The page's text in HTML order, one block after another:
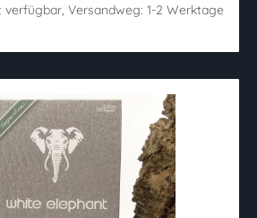
verfügbar, Versandweg: 1-2 Werktage